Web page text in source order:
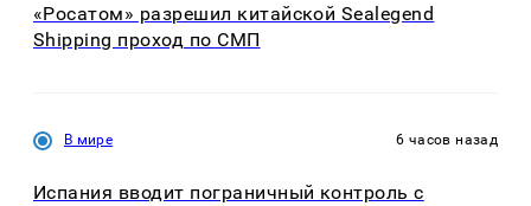
«Росатом» разрешил китайской Sealegend
Shipping проход по СМП
В мире 6 часов назад
Испания вводит пограничный контроль с